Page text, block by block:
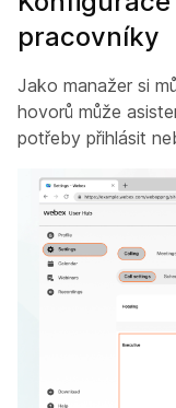
pracovníky
Jako manažer si
hovorů může
potřeby přihlásit